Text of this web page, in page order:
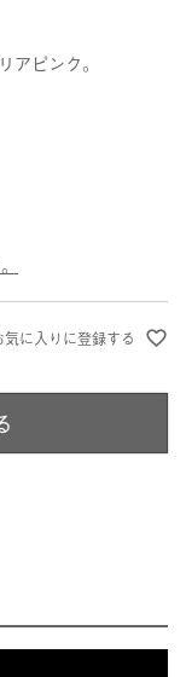
ピンク。
気に入りに登録する